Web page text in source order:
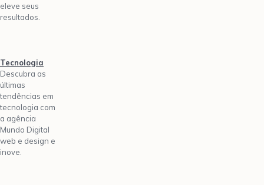
eleve seus
resultados.
Tecnologia
Descubra as
últimas
tendências em
tecnologia com
a agência
Mundo Digital
web e design e
inove.